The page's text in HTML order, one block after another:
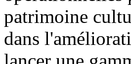
patrimoine
dans